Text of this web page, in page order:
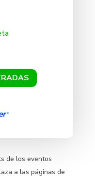
de los eventos
a las páginas de